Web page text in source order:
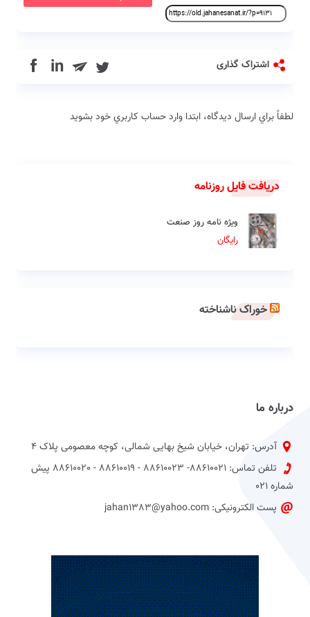
اشتراک گذاری in
لطفاً براي ارسال دیدگاه، ابتدا وارد حساب كاربري خود بشويد
دریافت فایل روزنامه
ویژه نامه روز صنعت
رایگان
خوراک ناشناخته
درباره ما
آدرس: تهران، خیابان شیخ بهایی شمالی، کوچه معصومی پلاک 4
تلفن تماس: 88610021- 88610023 - 88610019 - 88610020 پیش
شماره 021
پست الکترونیکی: jahan1383@yahoo.com